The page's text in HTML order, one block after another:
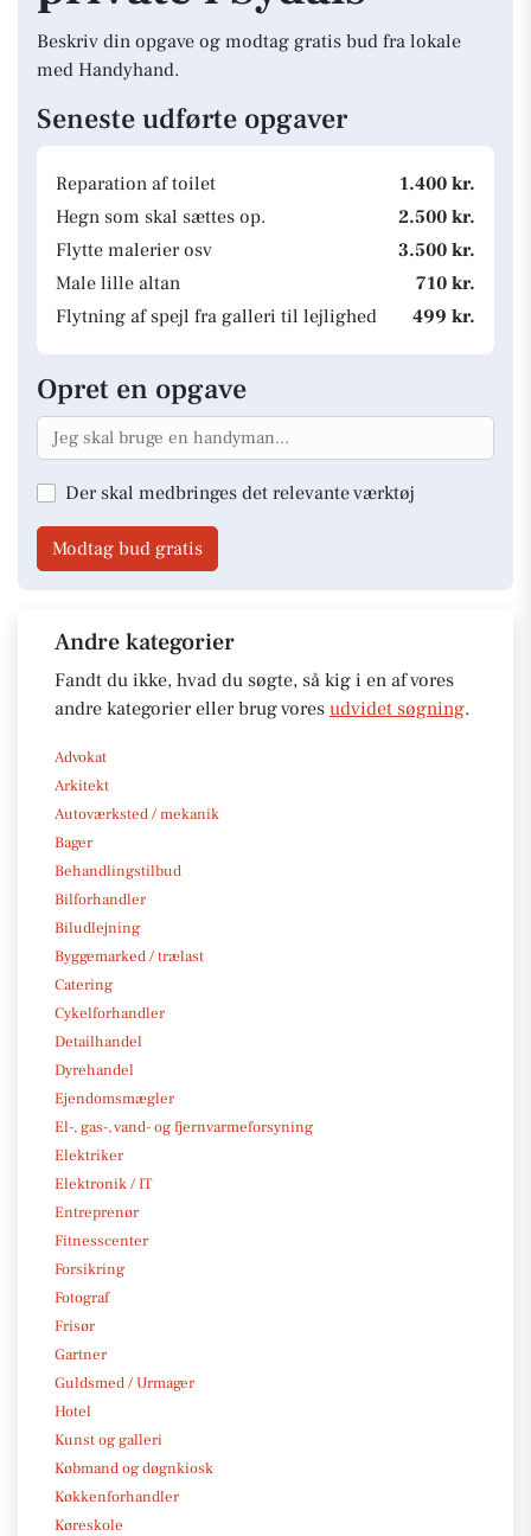
Beskriv din opgave og modtag gratis bud fra lokale
med Handyhand.
Seneste udførte opgaver
Reparation af toilet
1.400 kr.
Hegn som skal sættes op.
2.500 kr.
Flytte malerier osv
3.500 kr.
Male lille altan
710 kr.
Flytning af spejl fra galleri til lejlighed
499 kr.
Opret en opgave
Der skal medbringes det relevante værktøj
Modtag bud gratis
Andre kategorier
Fandt du ikke, hvad du søgte, så kig i en af vores
andre kategorier eller brug vores udvidet søgning.
Advokat
Arkitekt
Autoværksted / mekanik
Bager
Behandlingstilbud
Bilforhandler
Biludlejning
Byggemarked / trælast
Catering
Cykelforhandler
Detailhandel
Dyrehandel
Ejendomsmægler
El-, gas-, vand- og fjernvarmeforsyning
Elektriker
Elektronik / IT
Entreprenør
Fitnesscenter
Forsikring
Fotograf
Frisør
Gartner
Guldsmed / Urmager
Hotel
Kunst og galleri
Købmand og døgnkiosk
Køkkenforhandler
Køreskole